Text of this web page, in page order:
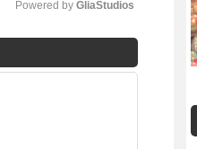
Powered by GliaStudios